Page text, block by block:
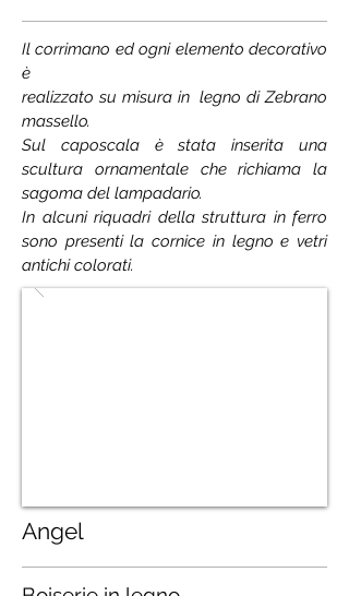
Il corrimano ed ogni elemento decorativo
è
realizzato su misura in legno di Zebrano
massello.
Sul caposcala è stata inserita una
scultura ornamentale che richiama la
sagoma del lampadario.
In alcuni riquadri della struttura in ferro
sono presenti la cornice in legno e vetri
antichi colorati.
Angel